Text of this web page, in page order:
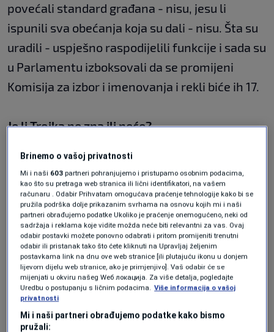
povećali standard građana - nisu, jesu li
ispunili sva obećanja koja su dali - nisu. Šta su
uradili - uspješno raspodijelili funkcije i sada su
u Parlamentu izboksovali da se promijeni
Komisija za izbor i imenovanja i rekli biće ih 17.
Je li Trojka ne zna ili neće?
Posao je to, treba raditi. Zar nije lakše ponovo
biti na vlasti na toj retorici Dodik - ti meni, ja
tebi, pa čas atmosfera, atmosfera,
dogovaranje, ubiše nas tom atmosferom. Čas
nema koalicije na državnom nivou i tako...
Trojka je bacila sve karte na politiku
kompromisa, Evrope i dogovora. Može li se
desiti da im se to "obije o glavu"?
Brinemo o vašoj privatnosti
Mi i naši 603 partneri pohranjujemo i pristupamo osobnim podacima,
kao što su pretraga web stranica ili lični identifikatori, na vašem
računaru . Odabir Prihvatam omogućava praćenje tehnologije kako bi se
pružila podrška dolje prikazanim svrhama na osnovu kojih mi i naši
partneri obrađujemo podatke Ukoliko je praćenje onemogućeno, neki od
sadržaja i reklama koje vidite možda neće biti relevantni za vas. Ovaj
odabir postavki možete ponovno odabrati i pritom promijeniti trenutni
odabir ili pristanak tako što ćete kliknuti na Upravljaj željenim
postavkama link na dnu ove web stranice [ili plutajuću ikonu u donjem
lijevom dijelu web stranice, ako je primjenjivo]. Vaš odabir će se
mijenjati u okviru našeg Wеб локација. Za više detalja, pogledajte
Uredbu o postupanju s ličnim podacima. Više informacija o vašoj
privatnosti
Mi i naši partneri obrađujemo podatke kako bismo
pružali: